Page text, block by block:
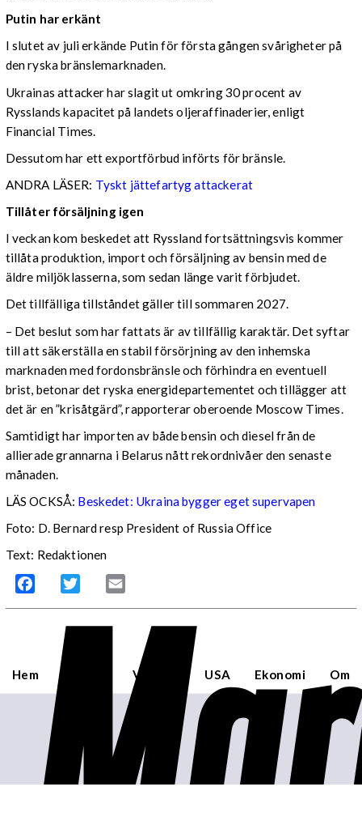
Putin har erkänt
I slutet av juli erkände Putin för första gången svårigheter på
den ryska bränslemarknaden.
Ukrainas attacker har slagit ut omkring 30 procent av
Rysslands kapacitet på landets oljeraffinaderier, enligt
Financial Times.
Dessutom har ett exportförbud införts för bränsle.
ANDRA LÄSER: Tyskt jättefartyg attackerat
Tillåter försäljning igen
I veckan kom beskedet att Ryssland fortsättningsvis kommer
tillåta produktion, import och försäljning av bensin med de
äldre miljöklasserna, som sedan länge varit förbjudet.
Det tillfälliga tillståndet gäller till sommaren 2027.
– Det beslut som har fattats är av tillfällig karaktär. Det syftar
till att säkerställa en stabil försörjning av den inhemska
marknaden med fordonsbränsle och förhindra en eventuell
brist, betonar det ryska energidepartementet och tillägger att
det är en ”krisåtgärd”, rapporterar oberoende Moscow Times.
Samtidigt har importen av både bensin och diesel från de
allierade grannarna i Belarus nått rekordnivåer den senaste
månaden.
LÄS OCKSÅ: Beskedet: Ukraina bygger eget supervapen
Foto: D. Bernard resp President of Russia Office
Text: Redaktionen
Facebook Twitter
Hem Världen USA Ekonomi Om